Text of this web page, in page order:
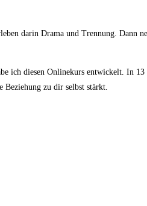
darin Drama und Trennung. Dann
ich diesen Onlinekurs entwickelt. In
Beziehung zu dir selbst stärkt.